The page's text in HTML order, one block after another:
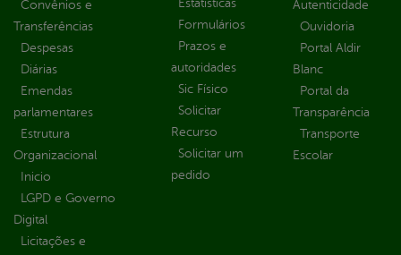
Convênios e
Transferências
Despesas
Diárias
Emendas
parlamentares
Estrutura
Organizacional
Inicio
LGPD e Governo
Digital
Licitações e
Estatísticas
Formulários
Prazos e
autoridades
Sic Físico
Solicitar
Recurso
Solicitar um
pedido
Autenticidade
Ouvidoria
Portal Aldir
Blanc
Portal da
Transparência
Transporte
Escolar